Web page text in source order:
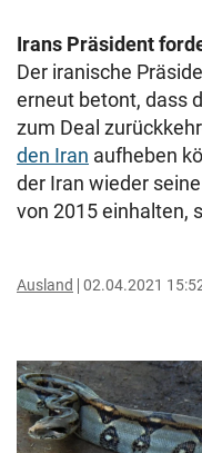
Irans Präsident
Der iranische
erneut betont, dass
zum Deal
den Iran aufheben
der Iran wieder
von 2015 einhalten,
Ausland 02.04.2021